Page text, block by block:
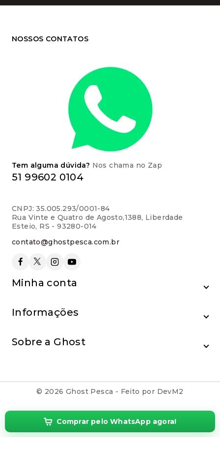
Comprar pelo WhatsApp agora!
NOSSOS CONTATOS
Tem alguma dúvida? Nos chama no Zap
51 99602 0104
CNPJ: 35.005.293/0001-84
Rua Vinte e Quatro de Agosto,1388, Liberdade
Esteio, RS - 93280-014
contato@ghostpesca.com.br
Minha conta
Informações
Sobre a Ghost
© 2026 Ghost Pesca - Feito por DevM2